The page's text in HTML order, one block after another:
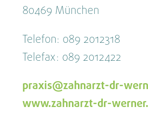
80469 München
Telefon: 089 2012318
Telefax: 089 2012422
praxis@zahnarzt-dr-
www.zahnarzt-dr-